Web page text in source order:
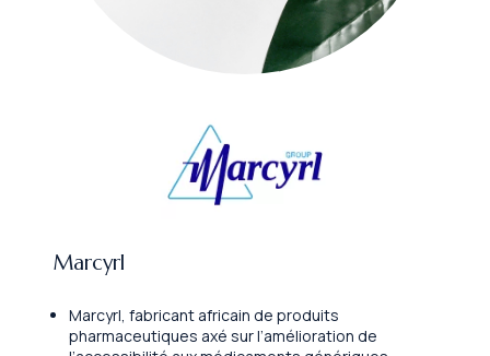
Marcyrl
Marcyrl, fabricant africain de produits
pharmaceutiques axé sur l’amélioration de